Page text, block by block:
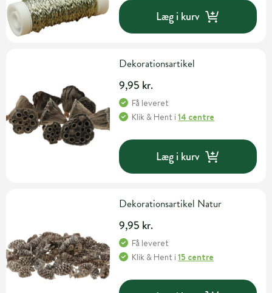
Læg i kurv
Dekorationsartikel
9,95 kr.
Få leveret
Klik & Hent i14 centre
Læg i kurv
Dekorationsartikel Natur
9,95 kr.
Få leveret
Klik & Hent i15 centre